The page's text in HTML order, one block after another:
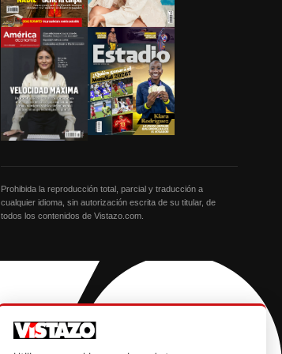
Prohibida la reproducción total, parcial y traducción a
cualquier idioma, sin autorización escrita de su titular, de
todos los contenidos de Vistazo.com.